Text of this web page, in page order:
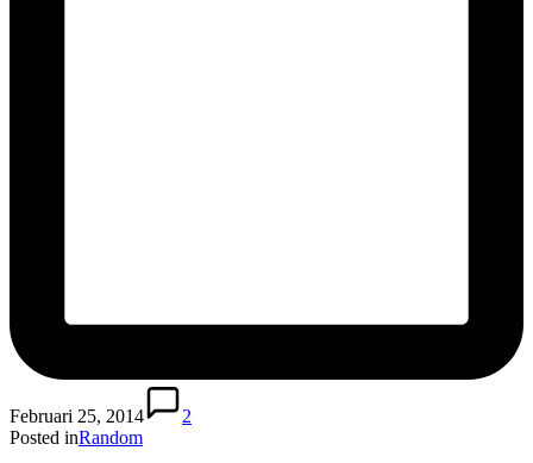
Februari 25, 2014
2
Posted inRandom